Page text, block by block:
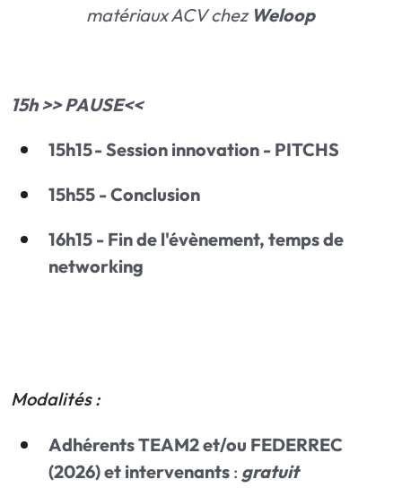
matériaux ACV chezWeloop
15h >> PAUSE<<
15h15 - Session innovation - PITCHS
15h55 - Conclusion
16h15 - Fin de l'évènement, temps de
networking
Modalités :
Adhérents TEAM2 et/ou FEDERREC
(2026) et intervenants : gratuit